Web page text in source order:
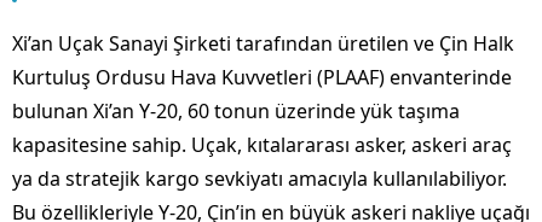
Xi’an Uçak Sanayi Şirketi tarafından üretilen ve Çin Halk
Kurtuluş Ordusu Hava Kuvvetleri (PLAAF) envanterinde
bulunan Xi’an Y-20, 60 tonun üzerinde yük taşıma
kapasitesine sahip. Uçak, kıtalararası asker, askeri araç
ya da stratejik kargo sevkiyatı amacıyla kullanılabiliyor.
Bu özellikleriyle Y-20, Çin’in en büyük askeri nakliye uçağı